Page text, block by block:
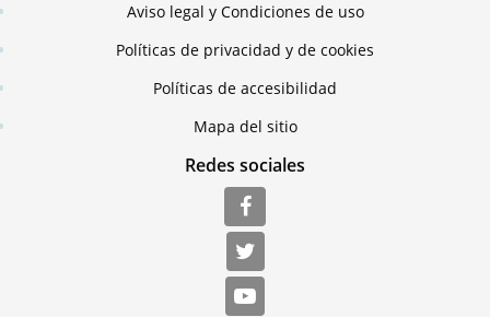
Aviso legal y Condiciones de uso
Políticas de privacidad y de cookies
Políticas de accesibilidad
Mapa del sitio
Redes sociales